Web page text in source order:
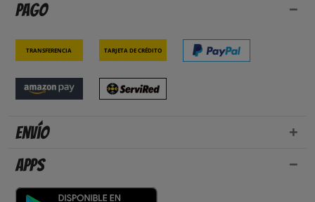
Pago
Transferencia Tarjeta de crédito
Envío
Apps